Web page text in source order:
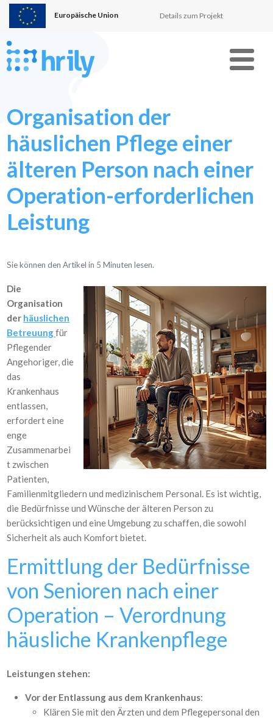
Europäische Union Details zum Projekt
Menu
Organisation der
häuslichen Pflege einer
älteren Person nach einer
Operation-erforderlichen
Leistung
Sie können den Artikel in 5 Minuten lesen.
Die
Organisation
der häuslichen
Betreuungfür
Pflegender
Angehoriger, die
das
Krankenhaus
entlassen,
erfordert eine
enge
Zusammenarbei
t zwischen
Patienten,
Familienmitgliedern und medizinischem Personal. Es ist wichtig,
die Bedürfnisse und Wünsche der älteren Person zu
berücksichtigen und eine Umgebung zu schaffen, die sowohl
Sicherheit als auch Komfort bietet.
Ermittlung der Bedürfnisse
von Senioren nach einer
Operation – Verordnung
häusliche Krankenpflege
Leistungen stehen:
Vor der Entlassung aus dem Krankenhaus:
Klären Sie mit den Ärzten und dem Pflegepersonal den